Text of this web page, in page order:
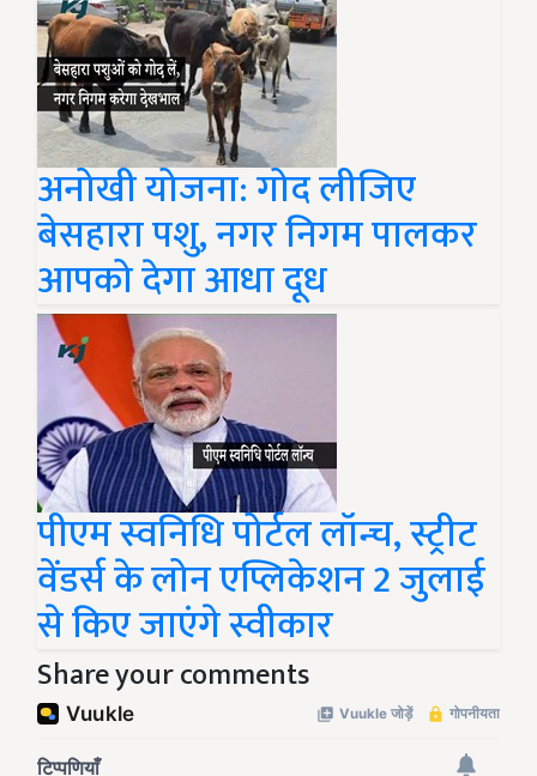
अनोखी योजना: गोद लीजिए
बेसहारा पशु, नगर निगम पालकर
आपको देगा आधा दूध
पीएम स्वनिधि पोर्टल लॉन्च, स्ट्रीट
वेंडर्स के लोन एप्लिकेशन 2 जुलाई
से किए जाएंगे स्वीकार
Share your comments